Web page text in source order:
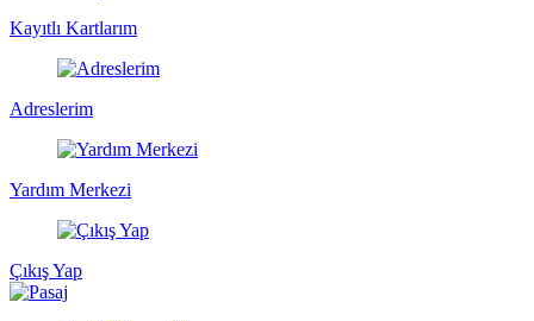
Kayıtlı Kartlarım
Adreslerim
Yardım Merkezi
Çıkış Yap